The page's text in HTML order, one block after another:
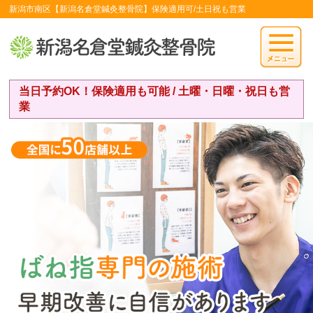
新潟市南区【新潟名倉堂鍼灸整骨院】保険適用可/土日祝も営業
当日予約OK！保険適用も可能 / 土曜・日曜・祝日も営
業